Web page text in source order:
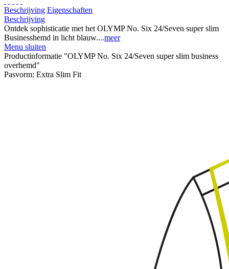
Beschrijving Eigenschaften
Beschrijving
Ontdek sophisticatie met het OLYMP No. Six 24/Seven super slim
Businesshemd in licht blauw....meer
Menu sluiten
Productinformatie "OLYMP No. Six 24/Seven super slim business
overhemd"
Pasvorm: Extra Slim Fit